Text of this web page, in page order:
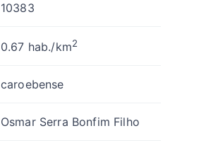
10383
0.67 hab./km2
caroebense
Osmar Serra Bonfim Filho